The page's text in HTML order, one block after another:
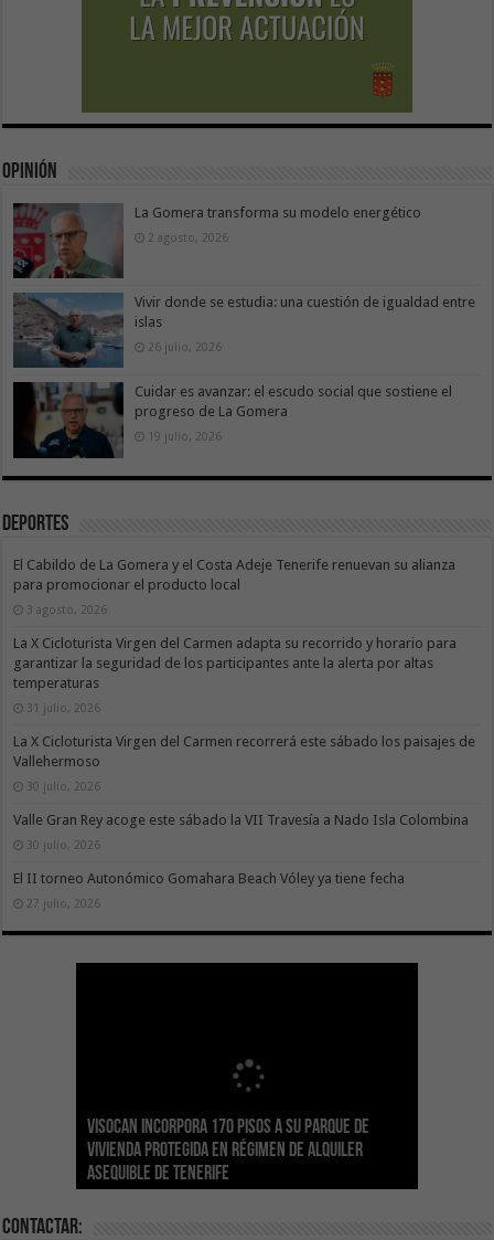
Opinión
La Gomera transforma su modelo energético
2 agosto, 2026
Vivir donde se estudia: una cuestión de igualdad entre
islas
26 julio, 2026
Cuidar es avanzar: el escudo social que sostiene el
progreso de La Gomera
19 julio, 2026
Deportes
El Cabildo de La Gomera y el Costa Adeje Tenerife renuevan su alianza
para promocionar el producto local
3 agosto, 2026
La X Cicloturista Virgen del Carmen adapta su recorrido y horario para
garantizar la seguridad de los participantes ante la alerta por altas
temperaturas
31 julio, 2026
La X Cicloturista Virgen del Carmen recorrerá este sábado los paisajes de
Vallehermoso
30 julio, 2026
Valle Gran Rey acoge este sábado la VII Travesía a Nado Isla Colombina
30 julio, 2026
El II torneo Autonómico Gomahara Beach Vóley ya tiene fecha
27 julio, 2026
Visocan incorpora 170 pisos a su parque de
vivienda protegida en régimen de alquiler
asequible de Tenerife
Sanidad refuerza la capacidad diagnóstica de
los centros de salud con el impulso de la
ecografía clínica
El Gobierno de Canarias convoca el Concurso de
Sal Marina Agrocanarias 2026
Transición despliega un sistema fotovoltaico
autónomo en los edificios del Parque Nacional
del Teide
La ESSSCAN inicia la formación en primeros
auxilios para árbitros deportivos dentro del
Proyecto Ganar
El Gobierno de Canarias concede ayudas por
valor de 1,19M€ a las Cofradías de Pescadores
para sufragar sus gastos corrientes
Contactar: